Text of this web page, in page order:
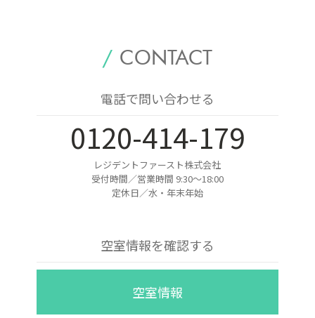
/ CONTACT
電話で問い合わせる
0120-414-179
レジデントファースト株式会社
受付時間／営業時間 9:30～18:00
定休日／水・年末年始
空室情報を確認する
空室情報